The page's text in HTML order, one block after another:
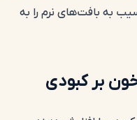
به بافت‌های نرم را به
بر کبودی